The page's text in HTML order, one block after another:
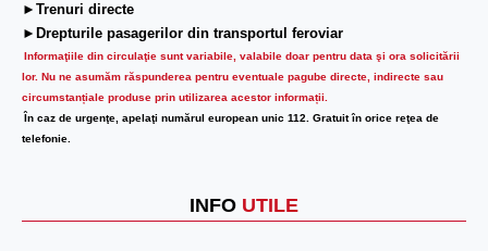
►Trenuri directe
►Drepturile pasagerilor din transportul feroviar
Informaţiile din circulaţie sunt variabile, valabile doar pentru data şi ora solicitării
lor. Nu ne asumăm răspunderea pentru eventuale pagube directe, indirecte sau
circumstanțiale produse prin utilizarea acestor informații.
În caz de urgenţe, apelaţi numărul european unic 112. Gratuit în orice reţea de
telefonie.
INFO UTILE